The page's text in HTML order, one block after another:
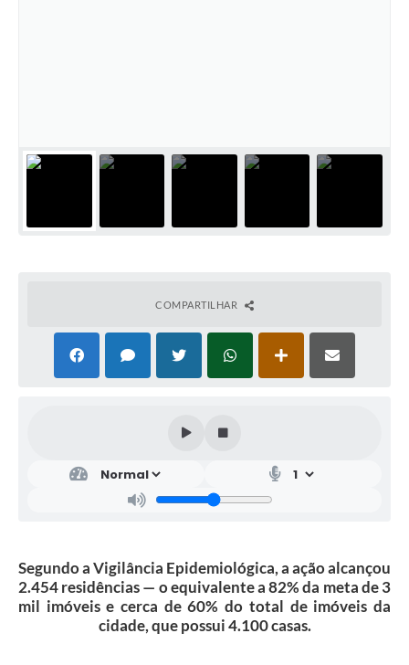
COMPARTILHAR
Segundo a Vigilância Epidemiológica, a ação alcançou
2.454 residências — o equivalente a 82% da meta de 3
mil imóveis e cerca de 60% do total de imóveis da
cidade, que possui 4.100 casas.